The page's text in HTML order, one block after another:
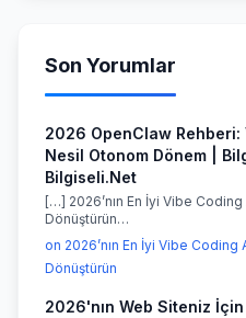
Son Yorumlar
2026 OpenClaw
Nesil Otonom Dönem |
Bilgiseli.Net
[…] 2026’nın En İyi Vibe
Dönüştürün…
on 2026’nın En İyi Vibe Coding
Dönüştürün
2026'nın Web Siteniz